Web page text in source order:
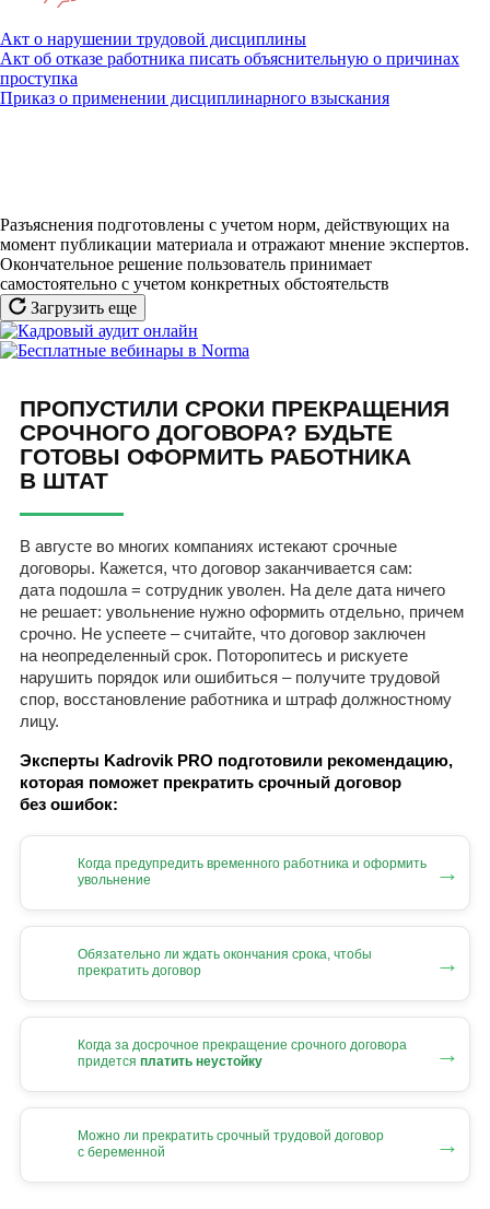
Акт о нарушении трудовой дисциплины
Акт об отказе работника писать объяснительную о причинах
проступка
Приказ о применении дисциплинарного взыскания
Разъяснения подготовлены с учетом норм, действующих на
момент публикации материала и отражают мнение экспертов.
Окончательное решение пользователь принимает
самостоятельно с учетом конкретных обстоятельств
Загрузить еще
ПРОПУСТИЛИ СРОКИ ПРЕКРАЩЕНИЯ
СРОЧНОГО ДОГОВОРА? БУДЬТЕ
ГОТОВЫ ОФОРМИТЬ РАБОТНИКА
В ШТАТ
В августе во многих компаниях истекают срочные
договоры. Кажется, что договор заканчивается сам:
дата подошла = сотрудник уволен. На деле дата ничего
не решает: увольнение нужно оформить отдельно, причем
срочно. Не успеете – считайте, что договор заключен
на неопределенный срок. Поторопитесь и рискуете
нарушить порядок или ошибиться – получите трудовой
спор, восстановление работника и штраф должностному
лицу.
Эксперты Kadrovik PRO подготовили рекомендацию,
которая поможет прекратить срочный договор
без ошибок:
Когда предупредить временного работника и оформить
увольнение
→
Обязательно ли ждать окончания срока, чтобы
прекратить договор
→
Когда за досрочное прекращение срочного договора
придется платить неустойку →
Можно ли прекратить срочный трудовой договор
с беременной
→